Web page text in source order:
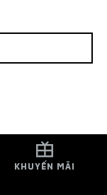
KHUYẾN MÃI